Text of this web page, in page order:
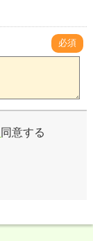
必須
同意する